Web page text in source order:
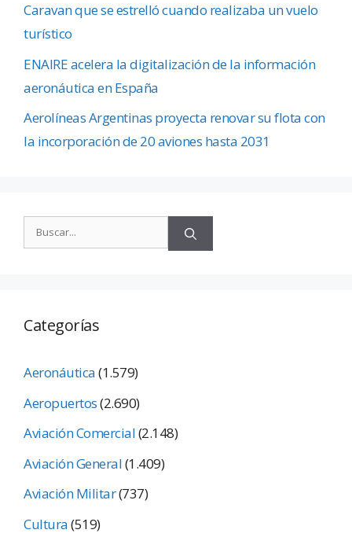
Caravan que se estrelló cuando realizaba un vuelo
turístico
ENAIRE acelera la digitalización de la información
aeronáutica en España
Aerolíneas Argentinas proyecta renovar su flota con
la incorporación de 20 aviones hasta 2031
Categorías
Aeronáutica(1.579)
Aeropuertos(2.690)
Aviación Comercial(2.148)
Aviación General(1.409)
Aviación Militar(737)
Cultura(519)